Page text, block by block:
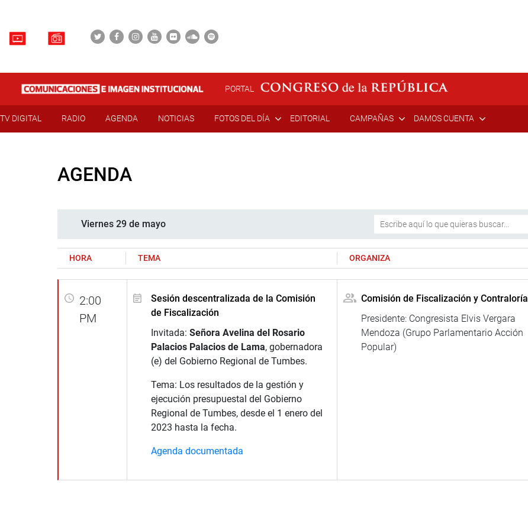
PORTAL
TV DIGITAL RADIO AGENDA NOTICIAS FOTOS DEL DÍA EDITORIAL CAMPAÑAS DAMOS CUENTA
AGENDA
Viernes 29 de mayo
HORA TEMA ORGANIZA
2:00
PM
Sesión descentralizada de la Comisión
de Fiscalización
Invitada: Señora Avelina del Rosario
Palacios Palacios de Lama, gobernadora
(e) del Gobierno Regional de Tumbes.
Tema: Los resultados de la gestión y
ejecución presupuestal del Gobierno
Regional de Tumbes, desde el 1 enero del
2023 hasta la fecha.
Agenda documentada
Comisión de Fiscalización y Contraloría
Presidente: Congresista Elvis Vergara
Mendoza (Grupo Parlamentario Acción
Popular)